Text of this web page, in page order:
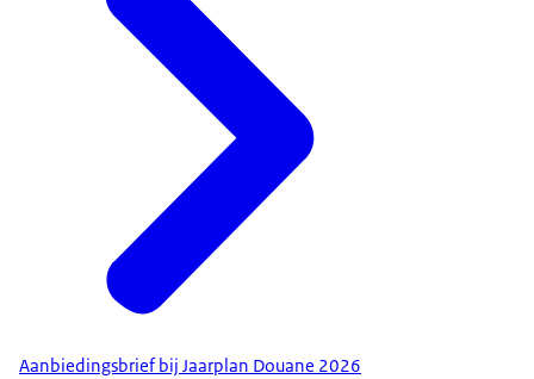
Aanbiedingsbrief bij Jaarplan Douane 2026